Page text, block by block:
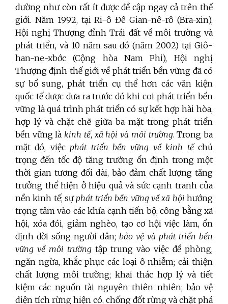
dường như còn rất ít được đề cập ngay cả trên thế
giới. Năm 1992, tại Ri-ô Đê Gian-nê-rô (Bra-xin),
Hội nghị Thượng đỉnh Trái đất về môi trường và
phát triển, và 10 năm sau đó (năm 2002) tại Giô-
han-ne-xbớc (Cộng hòa Nam Phi), Hội nghị
Thượng định thế giới về phát triển bền vững đã có
sự bổ sung, phát triển cụ thể hơn các văn kiện
quốc tế được đưa ra trước đó khi coi phát triển bền
vững là quá trình phát triển có sự kết hợp hài hòa,
hợp lý và chặt chẽ giữa ba mặt trong phát triển
bền vững là kinh tế, xã hội và môi trường. Trong ba
mặt đó, việc phát triển bền vững về kinh tếchú
trọng đến tốc độ tăng trưởng ổn định trong một
thời gian tương đối dài, bảo đảm chất lượng tăng
trưởng thể hiện ở hiệu quả và sức cạnh tranh của
nền kinh tế; sự phát triển bền vững về xã hộihướng
trọng tâm vào các khía cạnh tiến bộ, công bằng xã
hội, xóa đói, giảm nghèo, tạo cơ hội việc làm, ổn
định đời sống người dân; bảo vệ và phát triển bền
vững về môi trườngtập trung vào việc đề phòng,
ngăn ngừa, khắc phục các loại ô nhiễm; cải thiện
chất lượng môi trường; khai thác hợp lý và tiết
kiệm các nguồn tài nguyên thiên nhiên; bảo vệ
diện tích rừng hiện có, chống đốt rừng và chặt phá